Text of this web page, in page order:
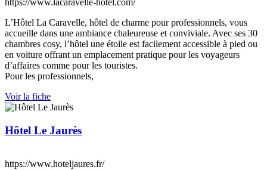
L’Hôtel La Caravelle, hôtel de charme pour professionnels, vous
accueille dans une ambiance chaleureuse et conviviale. Avec ses 30
chambres cosy, l’hôtel une étoile est facilement accessible à pied ou
en voiture offrant un emplacement pratique pour les voyageurs
d’affaires comme pour les touristes.
Pour les professionnels,
Voir la fiche
Hôtel Le Jaurès
https://www.hoteljaures.fr/